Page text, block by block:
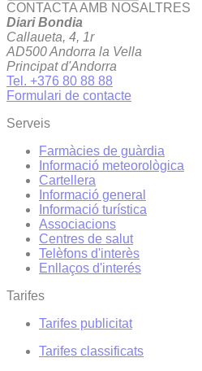
CONTACTA AMB NOSALTRES
Diari Bondia
Callaueta, 4, 1r
AD500 Andorra la Vella
Principat d'Andorra
Tel. +376 80 88 88
Formulari de contacte
Serveis
Farmàcies de guàrdia
Informació meteorològica
Cartellera
Informació general
Informació turística
Associacions
Centres de salut
Telèfons d'interès
Enllaços d'interés
Tarifes
Tarifes publicitat
Tarifes classificats